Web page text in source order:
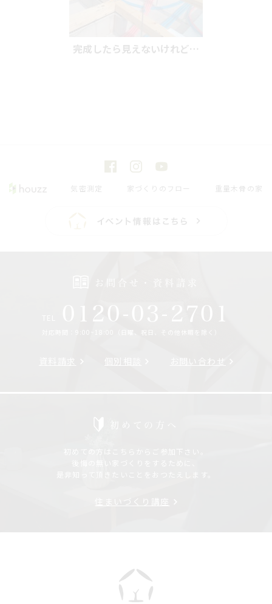
完成したら見えないけれど…
気密測定 家づくりのフロー 重量木骨の家
0120-03-2701
対応時間：9:00~18:00（日曜、祝日、その他休暇を除く）
個別相談 お問い合わせ